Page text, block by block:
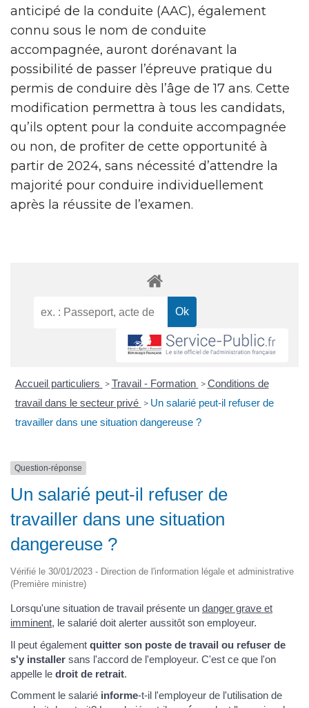
anticipé de la conduite (AAC), également
connu sous le nom de conduite
accompagnée, auront dorénavant la
possibilité de passer l’épreuve pratique du
permis de conduire dès l’âge de 17 ans. Cette
modification permettra à tous les candidats,
qu’ils optent pour la conduite accompagnée
ou non, de profiter de cette opportunité à
partir de 2024, sans nécessité d’attendre la
majorité pour conduire individuellement
après la réussite de l’examen.
Accueil particuliers > Travail - Formation > Conditions de
travail dans le secteur privé > Un salarié peut-il refuser de
travailler dans une situation dangereuse ?
Question-réponse
Un salarié peut-il refuser de
travailler dans une situation
dangereuse ?
Vérifié le 30/01/2023 - Direction de l'information légale et administrative
(Première ministre)
Lorsqu'une situation de travail présente un danger grave et
imminent, le salarié doit alerter aussitôt son employeur.
Il peut également quitter son poste de travail ou refuser de
s'y installer sans l'accord de l'employeur. C'est ce que l'on
appelle le droit de retrait.
Comment le salarié informe-t-il l'employeur de l'utilisation de